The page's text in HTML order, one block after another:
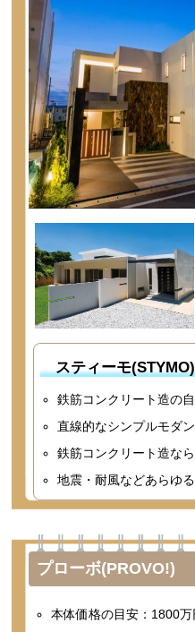
スティーモ
鉄筋コンクリート造の
直線的なシンプルモダ
鉄筋コンクリート造な
地震・耐風などあらゆ
プローボ(PROVO!)
本体価格の目安：1800万